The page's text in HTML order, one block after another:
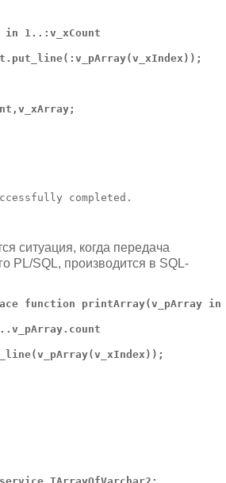
in 1..:v_xCount
completed.
ситуация, когда передача
PL/SQL, производится в SQL-
function printArray(v_pArray in